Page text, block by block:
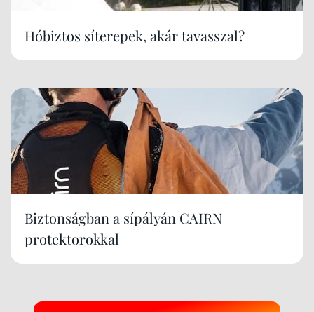
Hóbiztos síterepek, akár tavasszal?
Biztonságban a sípályán CAIRN
protektorokkal